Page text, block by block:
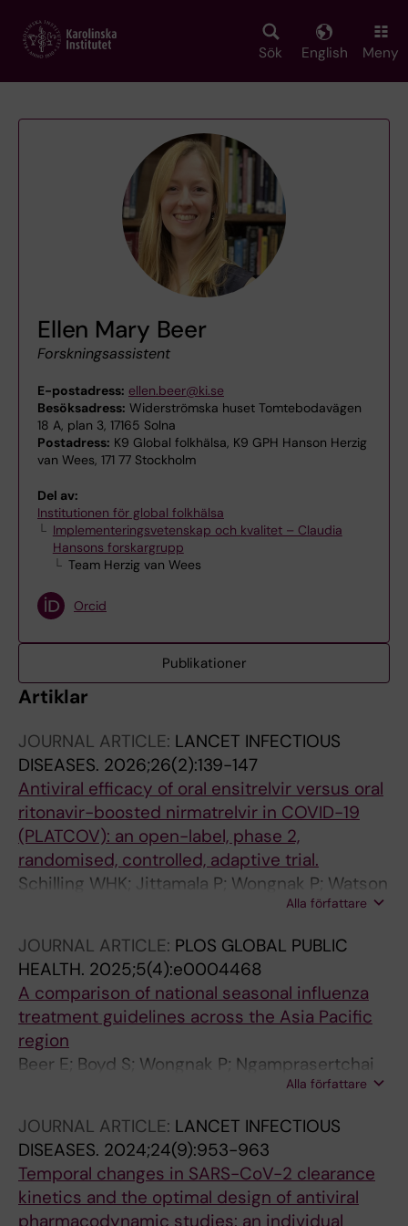
main
Sök English Meny
Ellen Mary Beer
Forskningsassistent
E-postadress: ellen.beer@ki.se
Besöksadress: Widerströmska huset Tomtebodavägen
18 A, plan 3, 17165 Solna
Postadress: K9 Global folkhälsa, K9 GPH Hanson Herzig
van Wees, 171 77 Stockholm
Del av:
Institutionen för global folkhälsa
Implementeringsvetenskap och kvalitet – Claudia
Hansons forskargrupp
Team Herzig van Wees
Orcid
Publikationer
Artiklar
JOURNAL ARTICLE: LANCET INFECTIOUS
DISEASES. 2026;26(2):139-147
Antiviral efficacy of oral ensitrelvir versus oral
ritonavir-boosted nirmatrelvir in COVID-19
(PLATCOV): an open-label, phase 2,
randomised, controlled, adaptive trial.
Schilling WHK; Jittamala P; Wongnak P; Watson
Asawasriworanan T; Seers T; Phommasone K;
Evans TJ; Kruabkontho V; Ngernseng T;
Tubprasert J; Abdad MY; Madmanee W;
Kouhathong J; Suwannasin K; Pagornrat W;
Piteekan T; Hanboonkunupakarn B;
Poovorawan K; Potaporn M; Srisubat A;
Pukrittayakamee S; Dondorp AM; Day NPJ;
Piyaphanee W; Phumratanaprapin W; White
NJ; PLATCOV Collaborative Group
Alla författare
JOURNAL ARTICLE: PLOS GLOBAL PUBLIC
HEALTH. 2025;5(4):e0004468
A comparison of national seasonal influenza
treatment guidelines across the Asia Pacific
region
Beer E; Boyd S; Wongnak P; Ngamprasertchai
T; White NJ; Clemence M; Mishra S; Mishra S
Alla författare
JOURNAL ARTICLE: LANCET INFECTIOUS
DISEASES. 2024;24(9):953-963
Temporal changes in SARS-CoV-2 clearance
kinetics and the optimal design of antiviral
pharmacodynamic studies: an individual